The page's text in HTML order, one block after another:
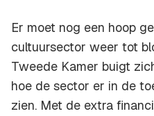
Er moet nog een hoop
cultuursector weer tot
Tweede Kamer buigt
hoe de sector er in de
zien. Met de extra